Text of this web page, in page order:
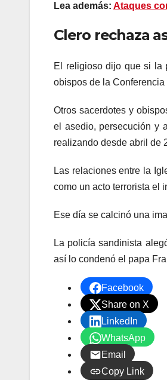
Lea además: Ataques
Clero rechaza
El religioso dijo que si la
obispos de la
Otros sacerdotes y
el asedio, persecución y
realizando desde abril de
Las relaciones entre la
como un acto terrorista el
Ese día se calcinó una
La policía sandinista
así lo condenó el papa
Facebook
Share on X
LinkedIn
WhatsApp
Email
Copy Link